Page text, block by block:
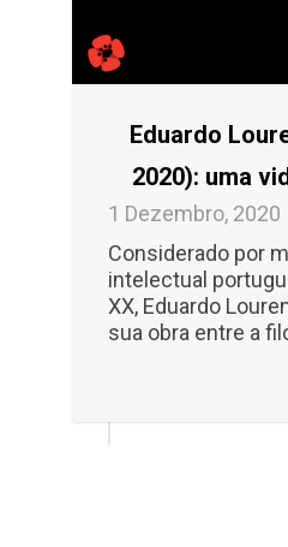
Eduardo
2020): uma
1 Dezembro, 2020
Considerado por
intelectual
XX, Eduardo
sua obra entre a